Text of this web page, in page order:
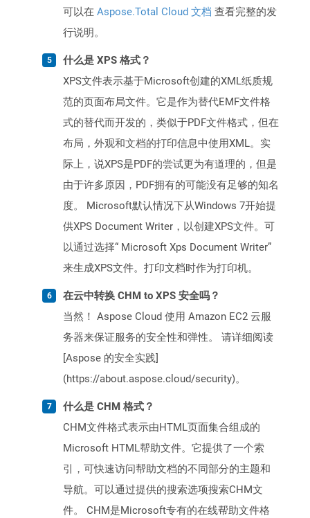
可以在 Aspose.Total Cloud 文档 查看完整的发
行说明。
什么是 XPS 格式？
XPS文件表示基于Microsoft创建的XML纸质规
范的页面布局文件。它是作为替代EMF文件格
式的替代而开发的，类似于PDF文件格式，但在
布局，外观和文档的打印信息中使用XML。实
际上，说XPS是PDF的尝试更为有道理的，但是
由于许多原因，PDF拥有的可能没有足够的知名
度。 Microsoft默认情况下从Windows 7开始提
供XPS Document Writer，以创建XPS文件。可
以通过选择“ Microsoft Xps Document Writer”
来生成XPS文件。打印文档时作为打印机。
在云中转换 CHM to XPS 安全吗？
当然！ Aspose Cloud 使用 Amazon EC2 云服
务器来保证服务的安全性和弹性。 请详细阅读
[Aspose 的安全实践]
(https://about.aspose.cloud/security)。
什么是 CHM 格式？
CHM文件格式表示由HTML页面集合组成的
Microsoft HTML帮助文件。它提供了一个索
引，可快速访问帮助文档的不同部分的主题和
导航。可以通过提供的搜索选项搜索CHM文
件。 CHM是Microsoft专有的在线帮助文​​件格